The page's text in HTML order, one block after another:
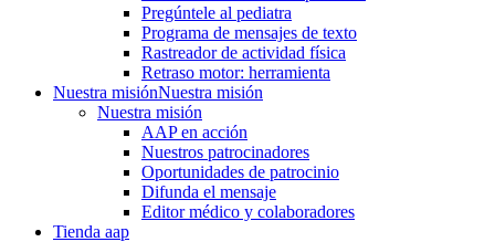
Pregúntele al pediatra
Programa de mensajes de texto
Rastre​​ador de activida​d física
Retraso motor: herramienta
Nuestra misiónNuestra misión
Nuestra misión
AAP en acción
Nuestros patrocinadores
Oportunidades de patrocinio
Difunda el mensaje
Editor médico y colaboradores
Tienda aap